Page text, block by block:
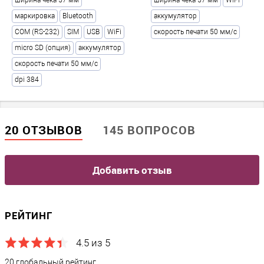
Время работы без подзарядки, часов
16
Емкость аккумулятора, мАч
2000
Тип аккумулятора ?
Li-Ion
Питание
Потребляемый ток, A
Напряжение, Вольт
маркировка
Bluetooth
COM (RS-232)
SIM USB
WiFi
micro SD (опция)
аккумулятор
скорость печати 50 мм/с
dpi 384
аккумулятор
скорость печати 50 мм/с
20 ОТЗЫВОВ 145 ВОПРОСОВ
Добавить отзыв
РЕЙТИНГ
4.5 из 5